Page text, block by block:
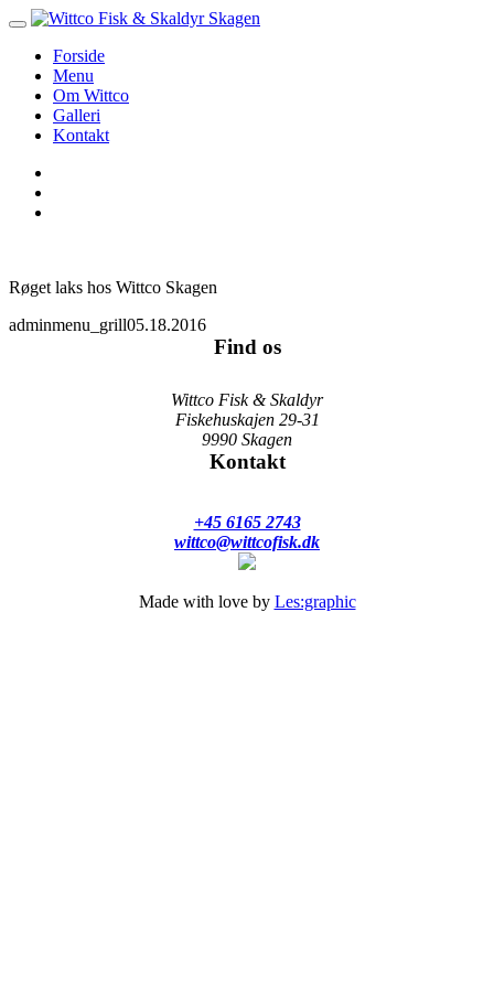
Forside
Menu
Om Wittco
Galleri
Kontakt
Røget laks hos Wittco Skagen
adminmenu_grill05.18.2016
Find os
Wittco Fisk & Skaldyr
Fiskehuskajen 29-31
9990 Skagen
Kontakt
+45 6165 2743
wittco@wittcofisk.dk
Made with love by Les:graphic